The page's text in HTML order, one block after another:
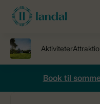
Book til